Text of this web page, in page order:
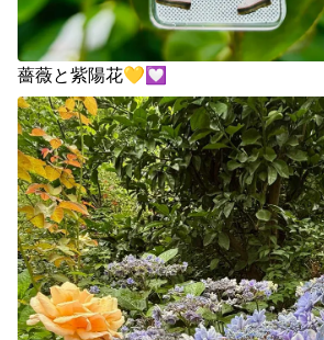
薔薇と紫陽花💛💟